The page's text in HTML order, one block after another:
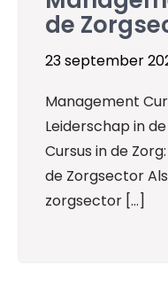
de
23 september
Management
Leiderschap in
Cursus in de
de Zorgsector
zorgsector […]